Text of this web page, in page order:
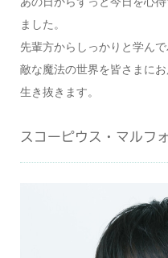
ました。
先輩方からしっかりと学ん
敵な魔法の世界を皆さまに
生き抜きます。
スコーピウス・マルフ